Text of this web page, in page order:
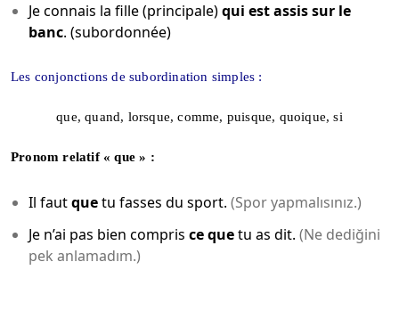
Je connais la fille (principale)qui est assis sur le
banc. (subordonnée)
Les conjonctions de subordination simples :
que, quand, lorsque, comme, puisque, quoique, si
Pronom relatif « que » :
Il fautquetu fasses du sport. (Spor yapmalısınız.)
Je n’ai pas bien compris ce quetu as dit. (Ne dediğini
pek anlamadım.)